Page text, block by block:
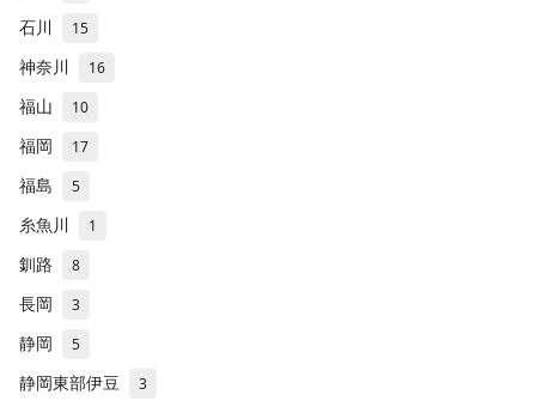
石川 15
神奈川 16
福山 10
福岡 17
福島 5
糸魚川 1
釧路 8
長岡 3
静岡 5
静岡東部伊豆 3